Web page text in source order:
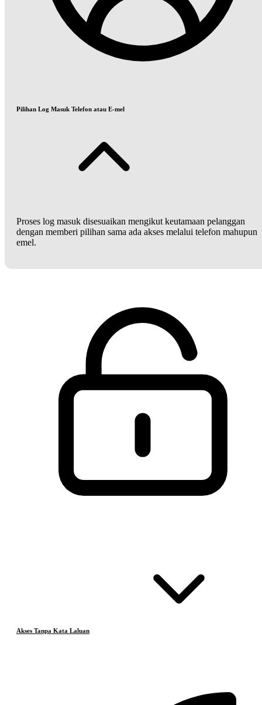
Pilihan Log Masuk Telefon atau E-mel
Proses log masuk disesuaikan mengikut keutamaan pelanggan
dengan memberi pilihan sama ada akses melalui telefon mahupun
emel.
Akses Tanpa Kata Laluan